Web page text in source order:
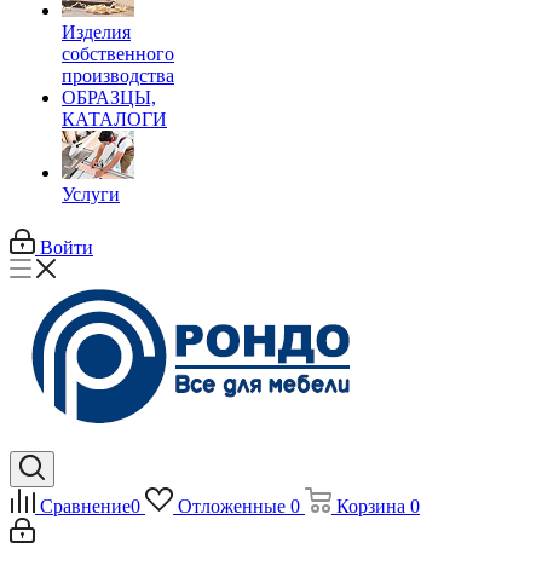
Изделия
собственного
производства
ОБРАЗЦЫ,
КАТАЛОГИ
Услуги
Войти
Сравнение0 Отложенные 0 Корзина 0